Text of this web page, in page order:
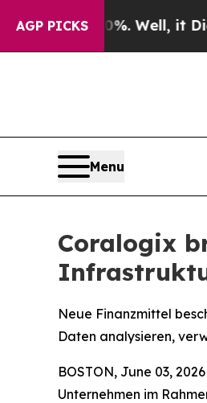
AGP PICKS
Well, it Didn’tAs war
Menu
Coralogix
Neue Finanzmittel
Daten analysieren,
BOSTON, June 03,
Unternehmen im